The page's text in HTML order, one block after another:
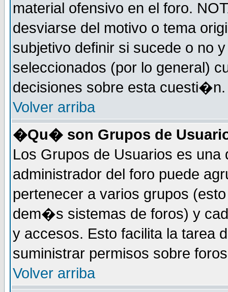
material ofensivo en el foro.
desviarse del motivo o tema
subjetivo definir si sucede o no
seleccionados (por lo general)
decisiones sobre esta cuesti�n.
Volver arriba
�Qu� son Grupos de
Los Grupos de Usuarios es una
administrador del foro puede
pertenecer a varios grupos
dem�s sistemas de foros) y
y accesos. Esto facilita la tarea
suministrar permisos sobre
Volver arriba